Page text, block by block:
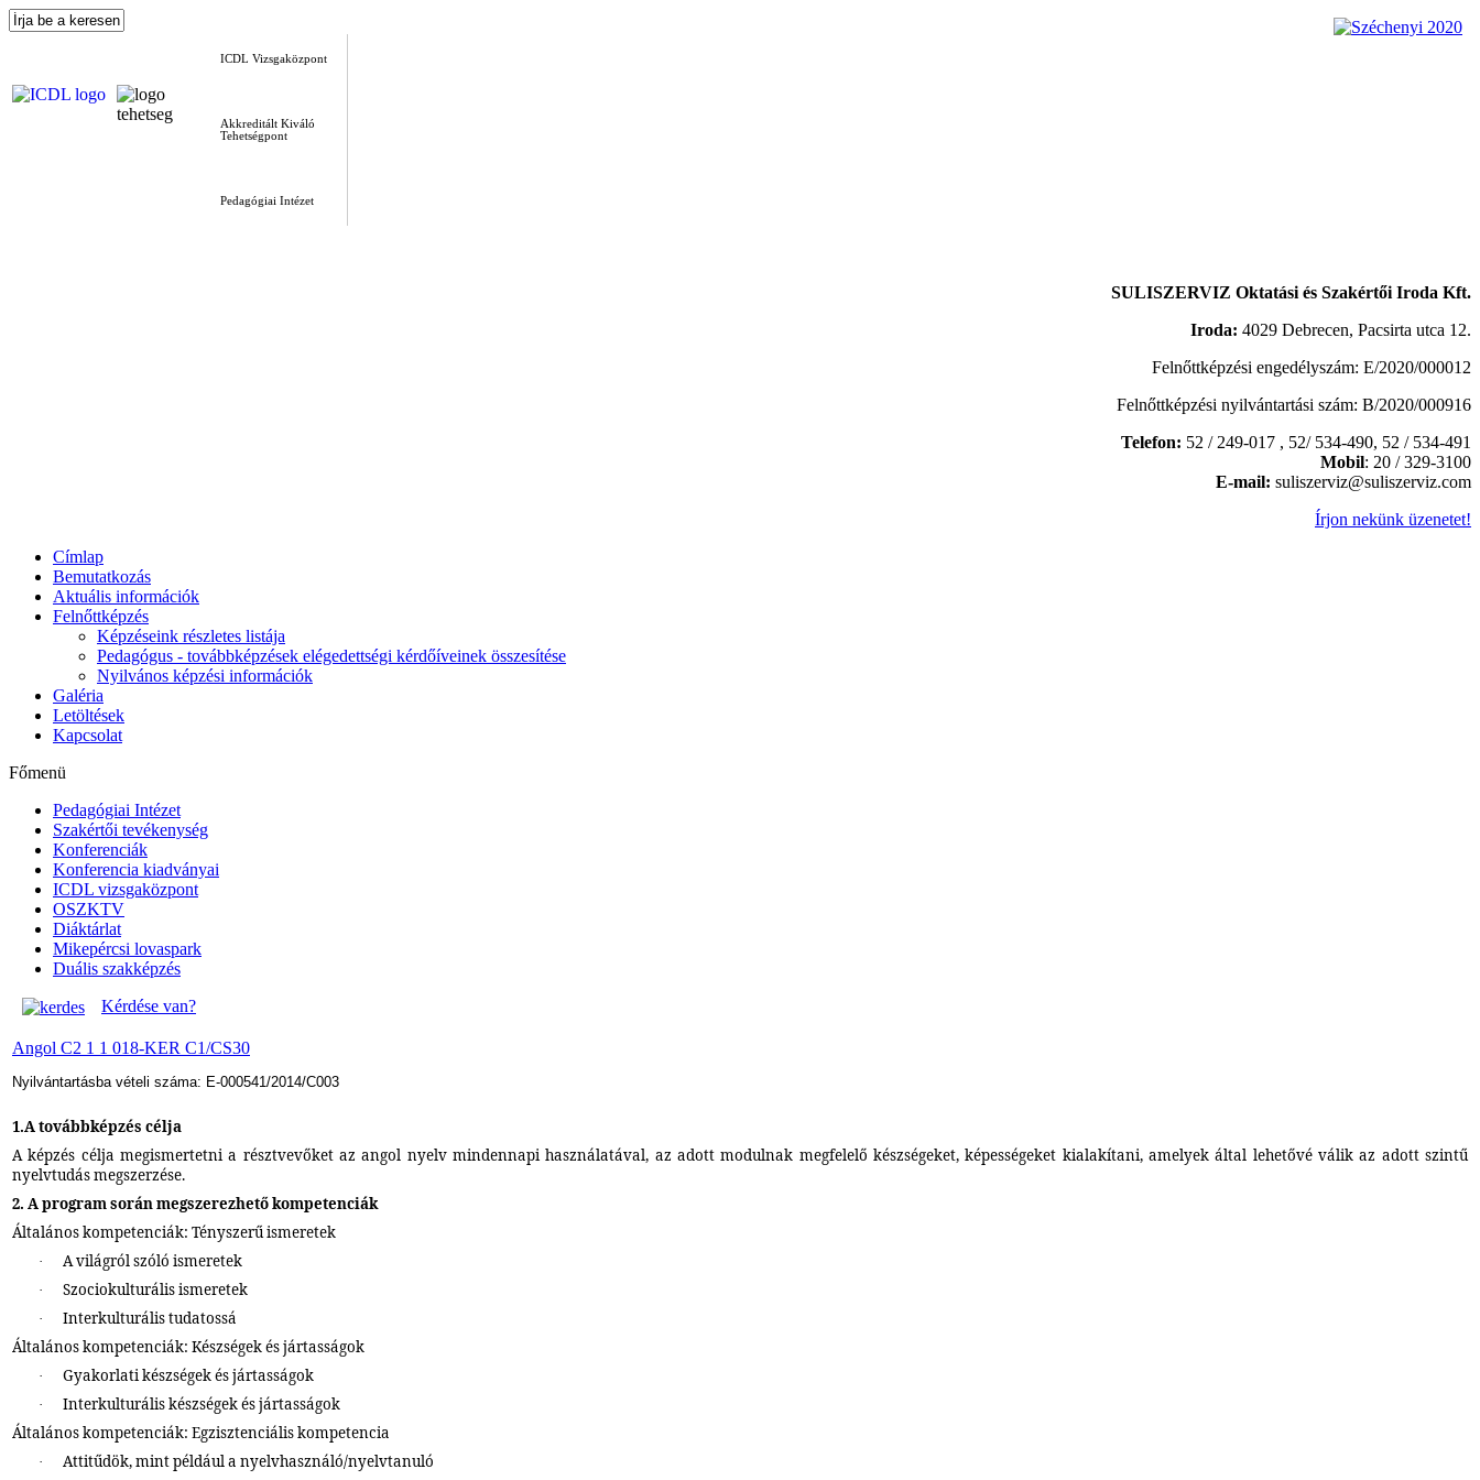
ICDL Vizsgaközpont
Akkreditált Kiváló
Tehetségpont
Pedagógiai Intézet
SULISZERVIZ Oktatási és Szakértői Iroda Kft.
Iroda: 4029 Debrecen, Pacsirta utca 12.
Felnőttképzési engedélyszám: E/2020/000012
Felnőttképzési nyilvántartási szám: B/2020/000916
Telefon: 52 / 249-017 , 52/ 534-490, 52 / 534-491
Mobil: 20 / 329-3100
E-mail: suliszerviz@suliszerviz.com
Írjon nekünk üzenetet!
Címlap
Bemutatkozás
Aktuális információk
Felnőttképzés
Képzéseink részletes listája
Pedagógus - továbbképzések elégedettségi kérdőíveinek összesítése
Nyilvános képzési információk
Galéria
Letöltések
Kapcsolat
Főmenü
Pedagógiai Intézet
Szakértői tevékenység
Konferenciák
Konferencia kiadványai
ICDL vizsgaközpont
OSZKTV
Diáktárlat
Mikepércsi lovaspark
Duális szakképzés
Kérdése van?
Angol C2 1 1 018-KER C1/CS30
Nyilvántartásba vételi száma: E-000541/2014/C003
1.A továbbképzés célja
A képzés célja megismertetni a résztvevőket az angol nyelv mindennapi használatával, az adott modulnak megfelelő készségeket, képességeket kialakítani, amelyek által lehetővé válik az adott szintű
nyelvtudás megszerzése.
2. A program során megszerezhető kompetenciák
Általános kompetenciák: Tényszerű ismeretek
· A világról szóló ismeretek
· Szociokulturális ismeretek
·
Interkulturális tudatossá
Általános kompetenciák: Készségek és jártasságok
· Gyakorlati készségek és jártasságok
·
Interkulturális készségek és jártasságok
Általános kompetenciák: Egzisztenciális kompetencia
· Attitűdök, mint például a nyelvhasználó/nyelvtanuló